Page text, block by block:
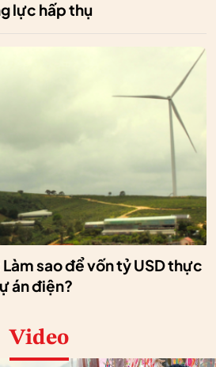
lực hấp thụ
sao để vốn tỷ USD thực
án điện?
Video